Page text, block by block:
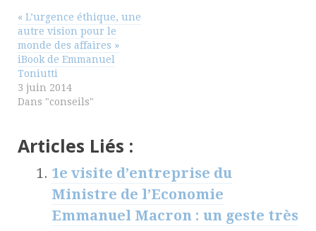
« L’urgence éthique, une
autre vision pour le
monde des affaires »
iBook de Emmanuel
Toniutti
3 juin 2014
Dans "conseils"
Articles Liés :
1e visite d’entreprise du
Ministre de l’Economie
Emmanuel Macron : un geste très